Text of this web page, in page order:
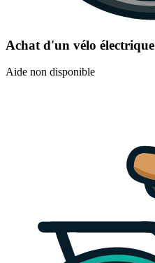
Achat d'un vélo électrique
Aide non disponible